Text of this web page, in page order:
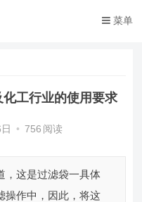
菜单
工行业的使用要求
• 756 阅读
，这是过滤袋一具体
操作中，因此，将这